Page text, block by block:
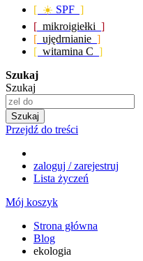
[ ☀️ SPF ]
[ mikroigiełki ]
[ ujędrnianie ]
[ witamina C ]
Szukaj
Szukaj
Szukaj
Przejdź do treści
zaloguj / zarejestruj
Lista życzeń
Mój koszyk
Strona główna
Blog
ekologia